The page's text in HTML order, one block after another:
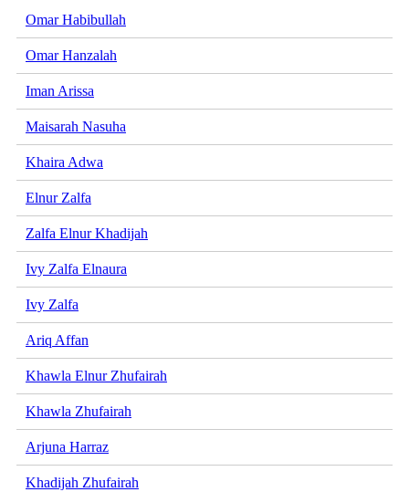
Omar Habibullah
Omar Hanzalah
Iman Arissa
Maisarah Nasuha
Khaira Adwa
Elnur Zalfa
Zalfa Elnur Khadijah
Ivy Zalfa Elnaura
Ivy Zalfa
Ariq Affan
Khawla Elnur Zhufairah
Khawla Zhufairah
Arjuna Harraz
Khadijah Zhufairah